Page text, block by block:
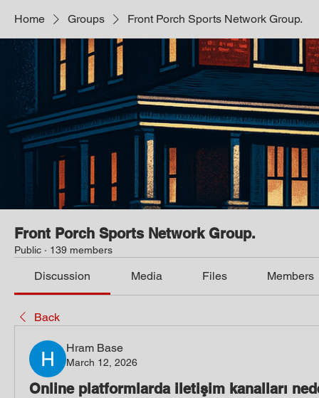
Home Groups Front Porch Sports Network Group.
Front Porch Sports Network Group.
Public · 139 members
Discussion Media Files Members
Back
Hram Base
March 12, 2026
Online platformlarda iletişim kanalları